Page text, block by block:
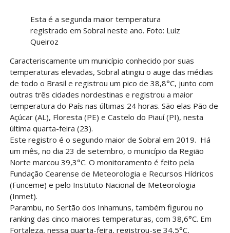
Esta é a segunda maior temperatura
registrado em Sobral neste ano. Foto: Luiz
Queiroz
Caracteriscamente um município conhecido por suas
temperaturas elevadas, Sobral atingiu o auge das médias
de todo o Brasil e registrou um pico de 38,8°C, junto com
outras três cidades nordestinas e registrou a maior
temperatura do País nas últimas 24 horas. São elas Pão de
Açúcar (AL), Floresta (PE) e Castelo do Piauí (PI), nesta
última quarta-feira (23).
Este registro é o segundo maior de Sobral em 2019. Há
um mês, no dia 23 de setembro, o município da Região
Norte marcou 39,3°C. O monitoramento é feito pela
Fundação Cearense de Meteorologia e Recursos Hídricos
(Funceme) e pelo Instituto Nacional de Meteorologia
(Inmet).
Parambu, no Sertão dos Inhamuns, também figurou no
ranking das cinco maiores temperaturas, com 38,6°C. Em
Fortaleza, nessa quarta-feira, registrou-se 34,5°C,